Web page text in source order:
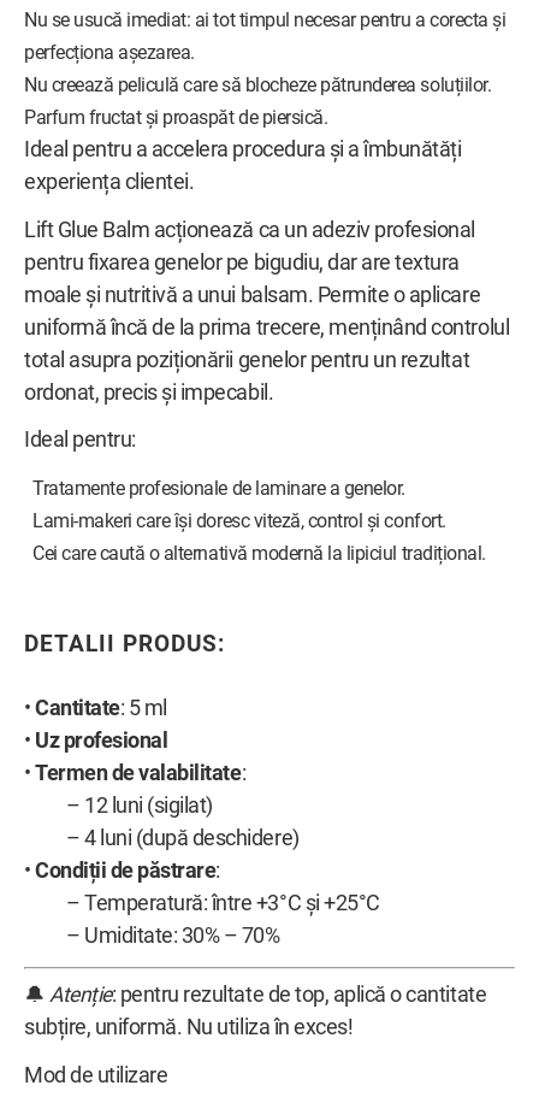
Nu se usucă imediat: ai tot timpul necesar pentru a corecta și
perfecționa așezarea.
Nu creează peliculă care să blocheze pătrunderea soluțiilor.
Parfum fructat și proaspăt de piersică.
Ideal pentru a accelera procedura și a îmbunătăți
experiența clientei.
Lift Glue Balm acționează ca un adeziv profesional
pentru fixarea genelor pe bigudiu, dar are textura
moale și nutritivă a unui balsam. Permite o aplicare
uniformă încă de la prima trecere, menținând controlul
total asupra poziționării genelor pentru un rezultat
ordonat, precis și impecabil.
Ideal pentru:
Tratamente profesionale de laminare a genelor.
Lami-makeri care își doresc viteză, control și confort.
Cei care caută o alternativă modernă la lipiciul tradițional.
DETALII PRODUS:
•Cantitate: 5 ml
• Uz profesional
•Termen de valabilitate:
– 12 luni (sigilat)
– 4 luni (după deschidere)
•Condiții de păstrare:
– Temperatură: între +3°C și +25°C
– Umiditate: 30% – 70%
🔔Atenție: pentru rezultate de top, aplică o cantitate
subțire, uniformă. Nu utiliza în exces!
Mod de utilizare